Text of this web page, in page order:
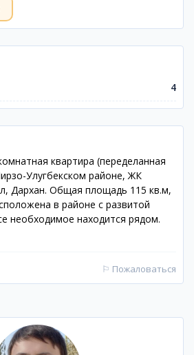
4
квартира (переделанная
Улугбекском районе, ЖК
Дархан. Общая площадь 115 кв.м,
в районе с развитой
необходимое находится рядом.
⚐ Пожаловаться